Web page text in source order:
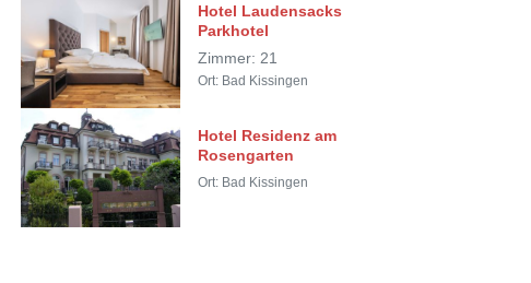
Hotel Laudensacks
Parkhotel
Zimmer: 21
Ort: Bad Kissingen
Hotel Residenz am
Rosengarten
Ort: Bad Kissingen